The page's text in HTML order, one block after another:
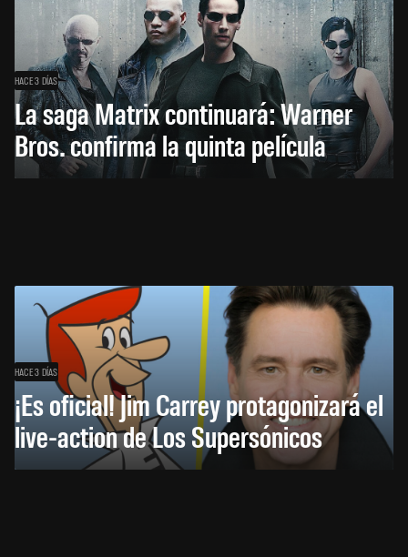
HACE 3 DÍAS
La saga Matrix continuará: Warner
Bros. confirma la quinta película
HACE 3 DÍAS
¡Es oficial! Jim Carrey protagonizará el
live-action de Los Supersónicos